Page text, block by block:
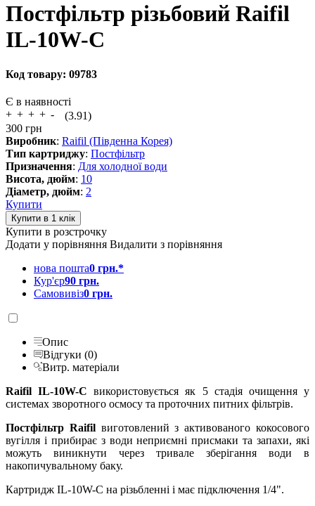
Постфільтр різьбовий Raifil
IL-10W-C
Код товару: 09783
Є в наявності
(3.91)
300 грн
Виробник: Raifil (Південна Корея)
Тип картриджу: Постфільтр
Призначення: Для холодної води
Висота, дюйм: 10
Діаметр, дюйм: 2
Купити
Купити в розстрочку
Додати у порівняння Видалити з порівняння
нова пошта0 грн.*
Кур'єр90 грн.
Самовивіз0 грн.
Опис
Відгуки (0)
Витр. матеріали
Raifil IL-10W-C використовується як 5 стадія очищення у
системах зворотного осмосу та проточних питних фільтрів.
Постфільтр Raifilвиготовлений з активованого кокосового
вугілля і прибирає з води неприємні присмаки та запахи, які
можуть виникнути через тривале зберігання води в
накопичувальному баку.
Картридж IL-10W-C на різьбленні і має підключення 1/4".